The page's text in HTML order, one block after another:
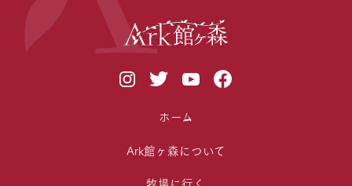
ホーム
Ark館ヶ森について